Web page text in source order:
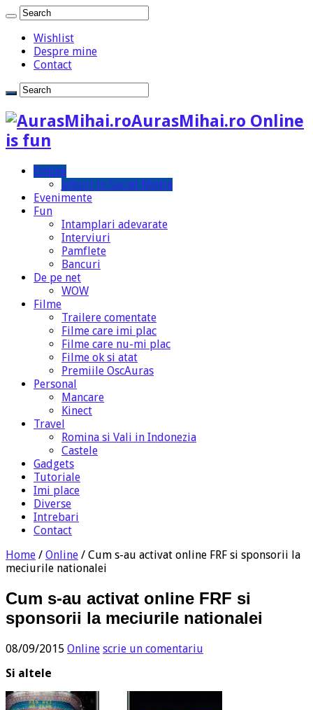
Wishlist
Despre mine
Contact
AurasMihai.ro Online
is fun
Online
Joburi in Social Media
Evenimente
Fun
Intamplari adevarate
Interviuri
Pamflete
Bancuri
De pe net
WOW
Filme
Trailere comentate
Filme care imi plac
Filme care nu-mi plac
Filme ok si atat
Premiile OscAuras
Personal
Mancare
Kinect
Travel
Romina si Vali in Indonezia
Castele
Gadgets
Tutoriale
Imi place
Diverse
Intrebari
Contact
Home / Online / Cum s-au activat online FRF si sponsorii la
meciurile nationalei
Cum s-au activat online FRF si
sponsorii la meciurile nationalei
08/09/2015 Online scrie un comentariu
Si altele